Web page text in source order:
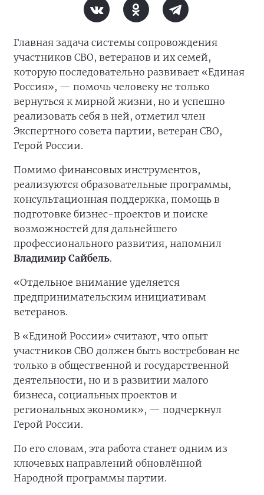
Главная задача системы сопровождения
участников СВО, ветеранов и их семей,
которую последовательно развивает «Единая
Россия», — помочь человеку не только
вернуться к мирной жизни, но и успешно
реализовать себя в ней, отметил член
Экспертного совета партии, ветеран СВО,
Герой России.
Помимо финансовых инструментов,
реализуются образовательные программы,
консультационная поддержка, помощь в
подготовке бизнес-проектов и поиске
возможностей для дальнейшего
профессионального развития, напомнил
Владимир Сайбель.
«Отдельное внимание уделяется
предпринимательским инициативам
ветеранов.
В «Единой России» считают, что опыт
участников СВО должен быть востребован не
только в общественной и государственной
деятельности, но и в развитии малого
бизнеса, социальных проектов и
региональных экономик», — подчеркнул
Герой России.
По его словам, эта работа станет одним из
ключевых направлений обновлённой
Народной программы партии.